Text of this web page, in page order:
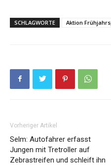
SCHLAGWORTE Aktion
Vorheriger Artikel
Selm: Autofahrer erfasst
Jungen mit Tretroller auf
Zebrastreifen und schleift ihn